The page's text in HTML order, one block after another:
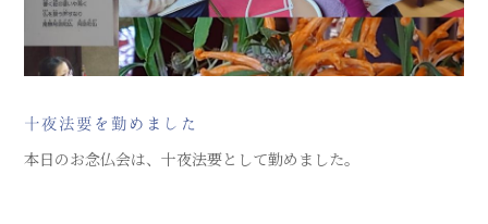
十夜法要を勤めました
本日のお念仏会は、十夜法要として勤めました。